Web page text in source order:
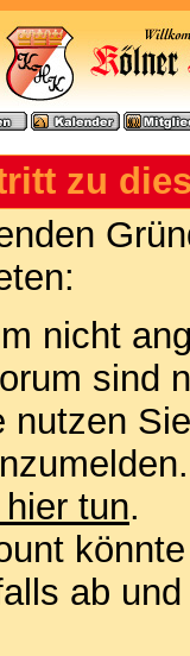
zu
nicht
sind
nutzen
tun.
ab